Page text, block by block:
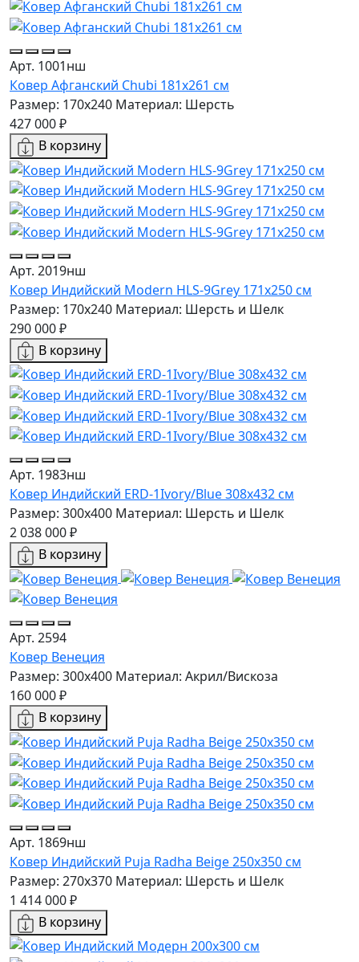
Арт. 1001нш
Ковер Афганский Chubi 181x261 см
Размер: 170x240 Материал: Шерсть
427 000 ₽
В корзину
Арт. 2019нш
Ковер Индийский Modern HLS-9Grey 171x250 см
Размер: 170x240 Материал: Шерсть и Шелк
290 000 ₽
В корзину
Арт. 1983нш
Ковер Индийский ERD-1Ivory/Blue 308x432 см
Размер: 300x400 Материал: Шерсть и Шелк
2 038 000 ₽
В корзину
Арт. 2594
Ковер Венеция
Размер: 300x400 Материал: Акрил/Вискоза
160 000 ₽
В корзину
Арт. 1869нш
Ковер Индийский Puja Radha Beige 250x350 см
Размер: 270x370 Материал: Шерсть и Шелк
1 414 000 ₽
В корзину